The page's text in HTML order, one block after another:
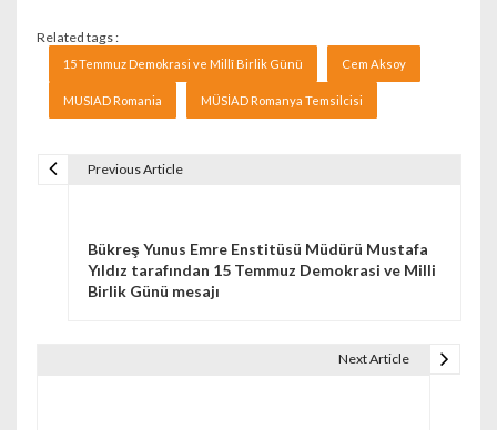
Related tags :
15 Temmuz Demokrasi ve Millî Birlik Günü Cem Aksoy
MUSIAD Romania MÜSİAD Romanya Temsilcisi
Previous Article
Bükreş Yunus Emre Enstitüsü Müdürü Mustafa
Yıldız tarafından 15 Temmuz Demokrasi ve Milli
Birlik Günü mesajı
Next Article